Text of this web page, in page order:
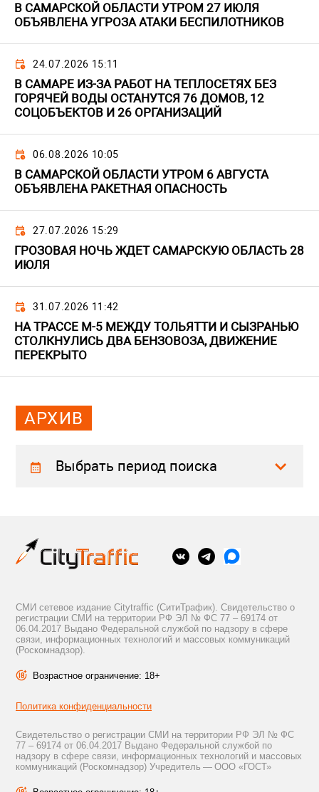
В САМАРСКОЙ ОБЛАСТИ УТРОМ 27 ИЮЛЯ
ОБЪЯВЛЕНА УГРОЗА АТАКИ БЕСПИЛОТНИКОВ
24.07.2026 15:11
В САМАРЕ ИЗ-ЗА РАБОТ НА ТЕПЛОСЕТЯХ БЕЗ
ГОРЯЧЕЙ ВОДЫ ОСТАНУТСЯ 76 ДОМОВ, 12
СОЦОБЪЕКТОВ И 26 ОРГАНИЗАЦИЙ
06.08.2026 10:05
В САМАРСКОЙ ОБЛАСТИ УТРОМ 6 АВГУСТА
ОБЪЯВЛЕНА РАКЕТНАЯ ОПАСНОСТЬ
27.07.2026 15:29
ГРОЗОВАЯ НОЧЬ ЖДЕТ САМАРСКУЮ ОБЛАСТЬ 28
ИЮЛЯ
31.07.2026 11:42
НА ТРАССЕ М-5 МЕЖДУ ТОЛЬЯТТИ И СЫЗРАНЬЮ
СТОЛКНУЛИСЬ ДВА БЕНЗОВОЗА, ДВИЖЕНИЕ
ПЕРЕКРЫТО
АРХИВ
Выбрать период поиска
СМИ сетевое издание Citytraffic (СитиТрафик). Свидетельство о
регистрации СМИ на территории РФ ЭЛ № ФС 77 – 69174 от
06.04.2017 Выдано Федеральной службой по надзору в сфере
связи, информационных технологий и массовых коммуникаций
(Роскомнадзор).
Возрастное ограничение: 18+
Политика конфиденциальности
Свидетельство о регистрации СМИ на территории РФ ЭЛ № ФС
77 – 69174 от 06.04.2017 Выдано Федеральной службой по
надзору в сфере связи, информационных технологий и массовых
коммуникаций (Роскомнадзор) Учредитель — ООО «ГОСТ»